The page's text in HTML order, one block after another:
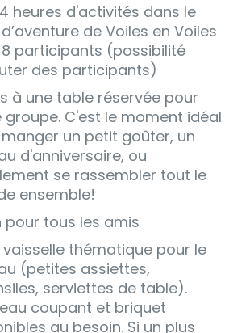
heures d'activités dans le
de Voiles en Voiles
participants (possibilité
des participants)
à une table réservée pour
groupe. C'est le moment idéal
un petit goûter, un
d'anniversaire, ou
se rassembler tout le
ensemble!
pour tous les amis
vaisselle thématique pour le
(petites assiettes,
serviettes de table).
coupant et briquet
au besoin. Si un plus